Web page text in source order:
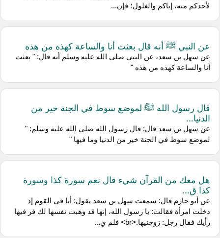
لأحدكم منه، إياكم والغلول؛ فإن...
عن النبي ﷺ أنه قال بعثت أنا والساعة كهذه من هذه
عن سهل بن سعد، عن النبي صلى الله عليه وسلم أنه قال: " بعثت
أنا والساعة كهذه من هذه "
قال رسول الله ﷺ لموضع سوط في الجنة خير من
الدنيا...
عن سهل بن سعد قال: قال رسول الله صلى الله عليه وسلم: "
لموضع سوط في الجنة خير من الدنيا وما فيها "
هل معك من القرآن شيء قال نعم سورة كذا وسورة
كذا ق...
عن أبو حازم قال: سمعت سهل بن سعد يقول: أنا في القوم إذ
دخلت امرأة فقالت: يا رسول الله، إنها قد وهبت نفسها لك فر فيها
رأيك فقال رجل: زوجنيها.<br> فلم ي...